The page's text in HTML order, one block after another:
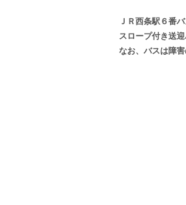
ＪＲ西条駅６番
スロープ付き送
なお、バスは障